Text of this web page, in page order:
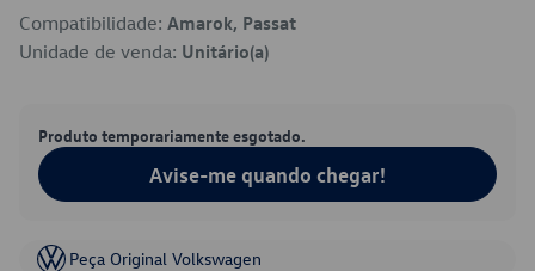
Compatibilidade: Amarok, Passat
Unidade de venda: Unitário(a)
Produto temporariamente esgotado.
Avise-me quando chegar!
Peça Original Volkswagen